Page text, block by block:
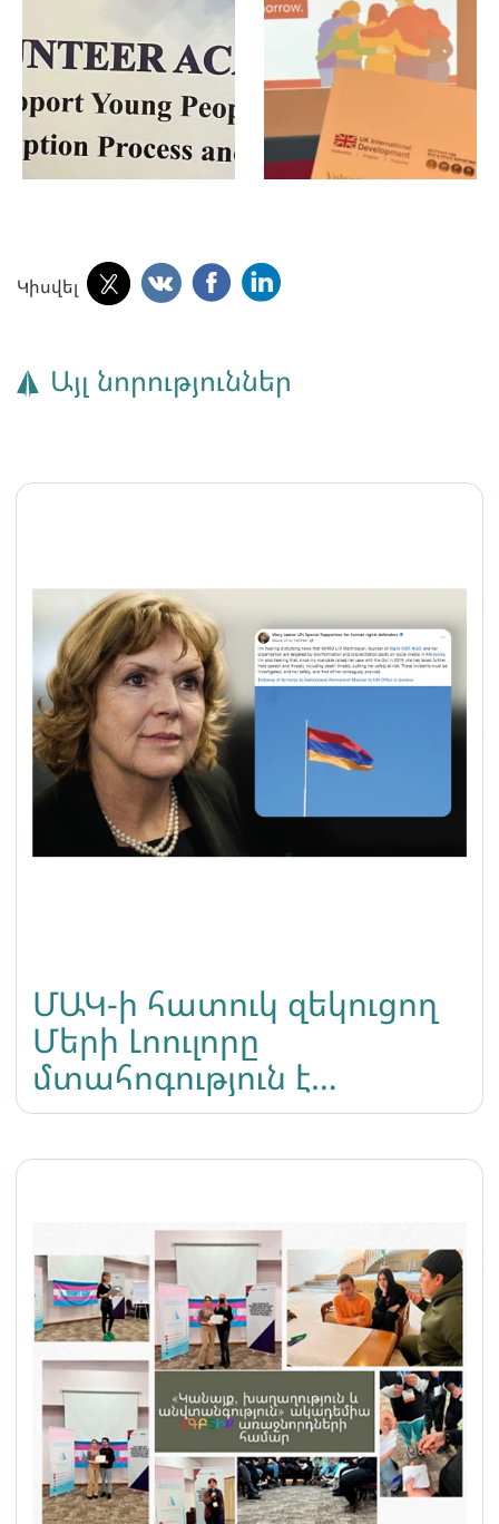
Կիսվել
Այլ նորություններ
ՄԱԿ-ի հատուկ զեկուցող
Մերի Լոուլորը
մտահոգություն է
հայտնում Լիլիթ
Մարտիրոսյանի
վերաբերյալ